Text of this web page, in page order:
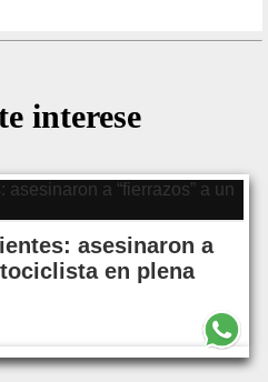
interese
asesinaron a
en plena